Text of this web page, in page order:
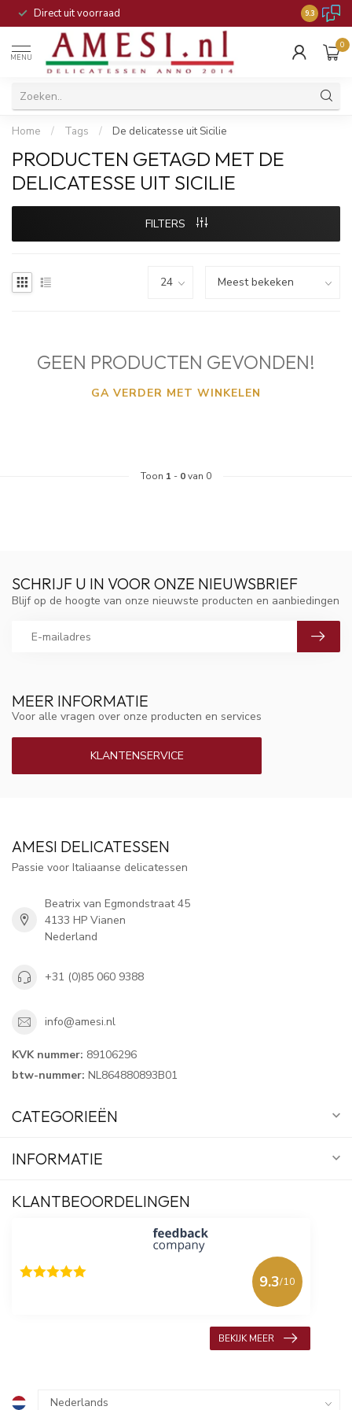
Direct uit voorraad 9.3
MENU
0
Home / Tags / De delicatesse uit Sicilie
PRODUCTEN GETAGD MET DE
DELICATESSE UIT SICILIE
FILTERS
GEEN PRODUCTEN GEVONDEN!
GA VERDER MET WINKELEN
Toon 1 - 0van 0
MEER INFORMATIE
Voor alle vragen over onze producten en services
KLANTENSERVICE
SCHRIJF U IN VOOR ONZE NIEUWSBRIEF
Blijf op de hoogte van onze nieuwste producten en aanbiedingen
AMESI DELICATESSEN
Passie voor Italiaanse delicatessen
Beatrix van Egmondstraat 45
4133 HP Vianen
Nederland
+31 (0)85 060 9388
info@amesi.nl
KVK nummer: 89106296
btw-nummer: NL864880893B01
CATEGORIEËN
INFORMATIE
KLANTBEOORDELINGEN
9.3/10
BEKIJK MEER